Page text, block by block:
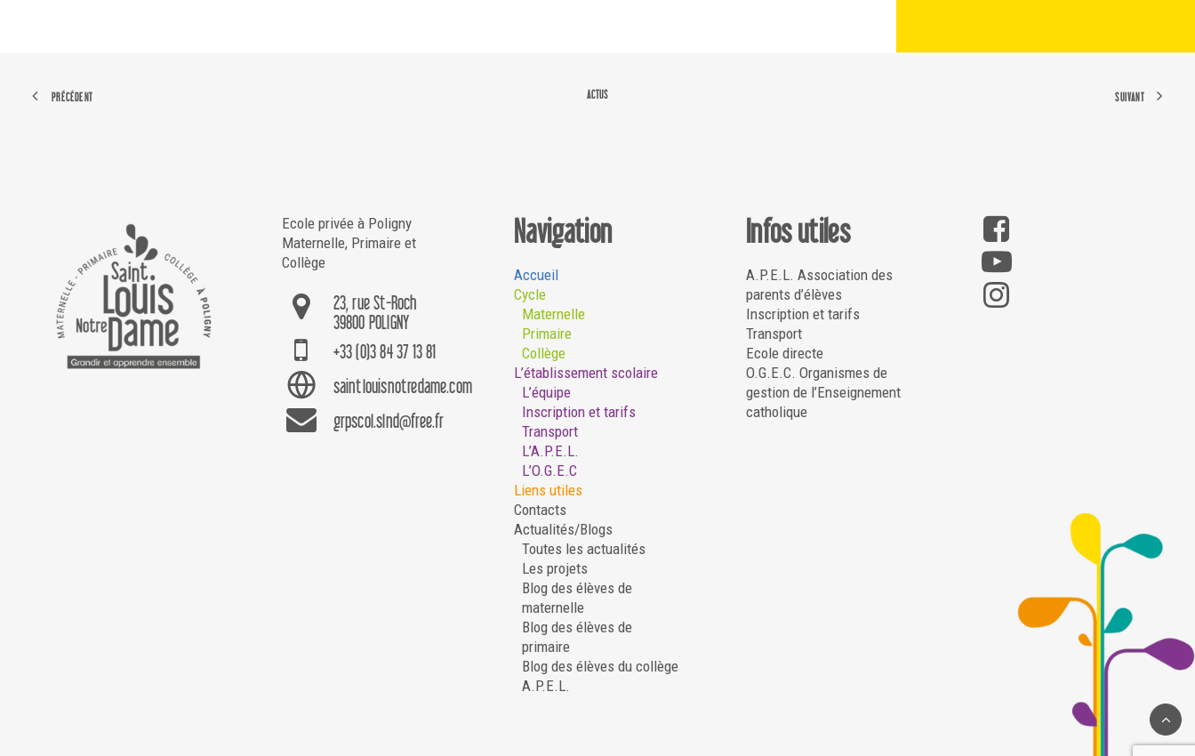
PRÉCÉDENT ACTUS SUIVANT
Ecole privée à Poligny
Maternelle, Primaire et
Collège
23, rue St-Roch
39800 POLIGNY
+33 (0)3 84 37 13 81
saintlouisnotredame.com
grpscol.slnd@free.fr
Navigation
Accueil
Cycle
Maternelle
Primaire
Collège
L’établissement scolaire
L’équipe
Inscription et tarifs
Transport
L’A.P.E.L.
L’O.G.E.C
Liens utiles
Contacts
Actualités/Blogs
Toutes les actualités
Les projets
Blog des élèves de
maternelle
Blog des élèves de
primaire
Blog des élèves du collège
A.P.E.L.
Infos utiles
A.P.E.L. Association des
parents d’élèves
Inscription et tarifs
Transport
Ecole directe
O.G.E.C. Organismes de
gestion de l’Enseignement
catholique